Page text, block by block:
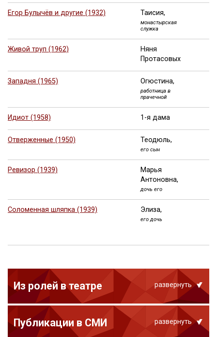
Егор Булычёв и другие (1932) Таисия,
монастырская
служка
Живой труп (1962)
Няня
Протасовых
Западня (1965) Огюстина,
работница в
прачечной
Идиот (1958) 1-я дама
Отверженные (1950) Теодюль,
его сын
Ревизор (1939)
Марья
Антоновна,
дочь его
Соломенная шляпка (1939) Элиза,
его дочь
Из ролей в театре развернуть
Публикации в СМИ развернуть